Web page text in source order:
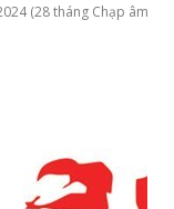
(28 tháng Chạp âm